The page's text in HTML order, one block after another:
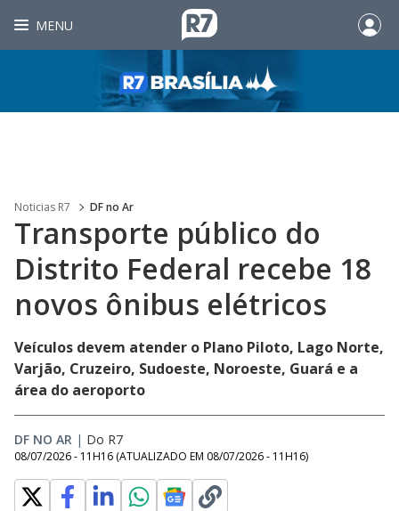
MENU
Noticias R7 DF no Ar
Transporte público do
Distrito Federal recebe 18
novos ônibus elétricos
Veículos devem atender o Plano Piloto, Lago Norte,
Varjão, Cruzeiro, Sudoeste, Noroeste, Guará e a
área do aeroporto
DF NO AR | Do R7
08/07/2026 - 11H16 (ATUALIZADO EM 08/07/2026 - 11H16)